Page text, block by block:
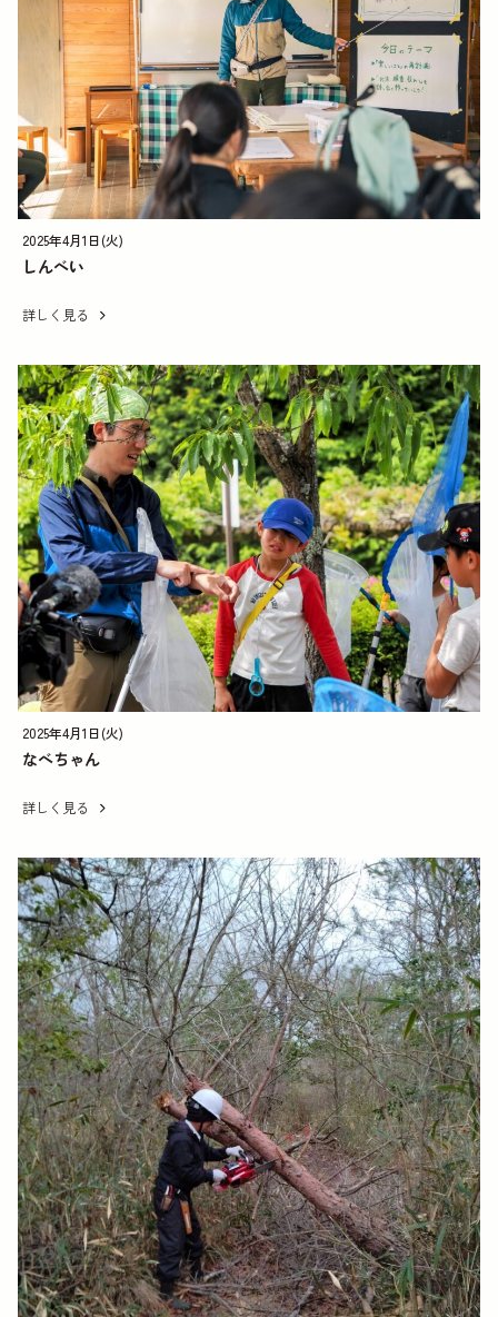
ホーム イベント 施設紹介
自然情報
公園での過ごし方 園内マップ
お知らせ ブログ アクセス
公園の利用について 私たちの取り組み
スタッフの紹介 モリメイト
よくあるご質問
スタッフ・インターン募集
2025年4月1日(火)
しんべい
詳しく見る
2025年4月1日(火)
なべちゃん
詳しく見る